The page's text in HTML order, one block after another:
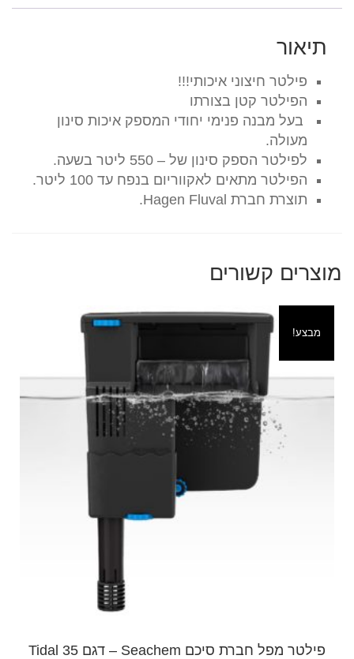
Fluval
תיאור
פילטר חיצוני איכותי!!!
הפילטר קטן בצורתו
בעל מבנה פנימי יחודי המספק איכות סינון
מעולה.
לפילטר הספק סינון של – 550 ליטר בשעה.
הפילטר מתאים לאקווריום בנפח עד 100 ליטר.
תוצרת חברת Hagen Fluval.
מוצרים קשורים
מבצע!
פילטר מפל חברת סיכם Seachem – דגם Tidal 35